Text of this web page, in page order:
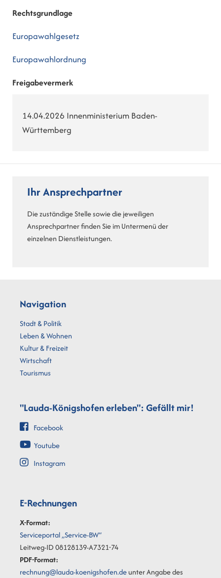
Rechtsgrundlage
Europawahlgesetz
Europawahlordnung
Freigabevermerk
14.04.2026 Innenministerium Baden-
Württemberg
Ihr Ansprechpartner
Die zuständige Stelle sowie die jeweiligen
Ansprechpartner finden Sie im Untermenü der
einzelnen Dienstleistungen.
Navigation
Stadt & Politik
Leben & Wohnen
Kultur & Freizeit
Wirtschaft
Tourismus
"Lauda-Königshofen erleben": Gefällt mir!
Facebook
Youtube
Instagram
E-Rechnungen
X-Format:
Serviceportal „Service-BW“
Leitweg-ID 08128139-A7321-74
PDF-Format:
rechnung@lauda-koenigshofen.deunter Angabe des